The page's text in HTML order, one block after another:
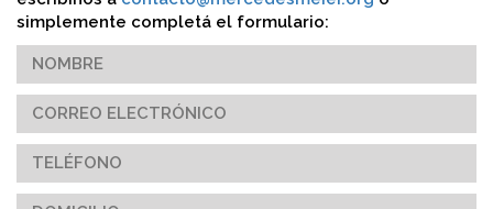
simplemente completá el formulario: